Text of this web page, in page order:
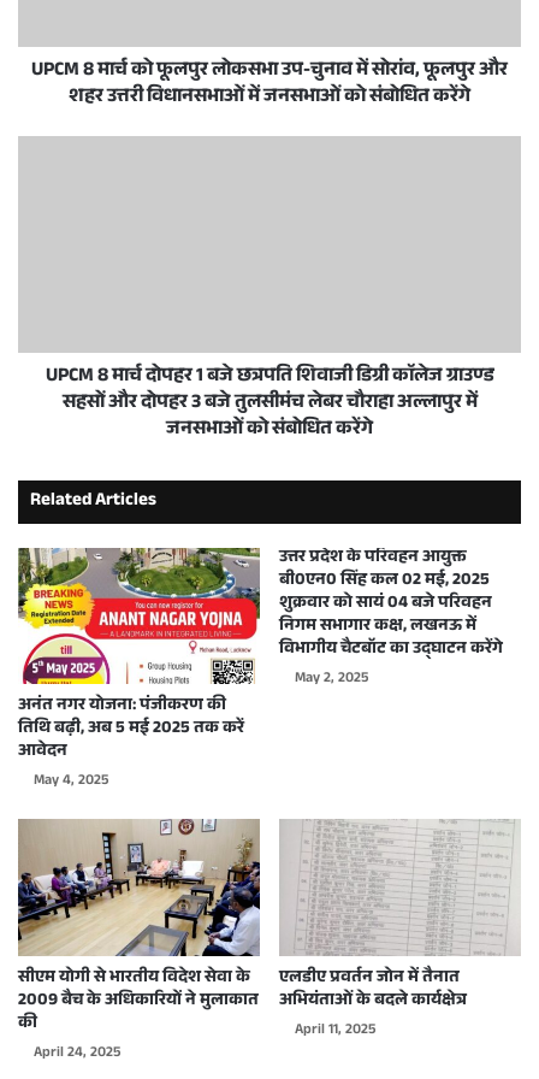
UPCM 8 मार्च को फूलपुर लोकसभा उप-चुनाव में सोरांव, फूलपुर और
शहर उत्तरी विधानसभाओं में जनसभाओं को संबोधित करेंगे
UPCM 8 मार्च दोपहर 1 बजे छत्रपति शिवाजी डिग्री काॅलेज ग्राउण्ड
सहसों और दोपहर 3 बजे तुलसीमंच लेबर चौराहा अल्लापुर में
जनसभाओं को संबोधित करेंगे
Related Articles
अनंत नगर योजना: पंजीकरण की
तिथि बढ़ी, अब 5 मई 2025 तक करें
आवेदन
May 4, 2025
उत्तर प्रदेश के परिवहन आयुक्त
बी0एन0 सिंह कल 02 मई, 2025
शुक्रवार को सायं 04 बजे परिवहन
निगम सभागार कक्ष, लखनऊ में
विभागीय चैटबॉट का उद्घाटन करेंगे
May 2, 2025
सीएम योगी से भारतीय विदेश सेवा के
2009 बैच के अधिकारियों ने मुलाकात
की
April 24, 2025
एलडीए प्रवर्तन जोन में तैनात
अभियंताओं के बदले कार्यक्षेत्र
April 11, 2025